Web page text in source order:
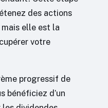
des actions
elle est la
votre
progressif de
bénéficiez d’un